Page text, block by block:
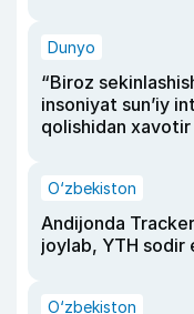
Dunyo
“Biroz
insoniyat sun’iy
qolishidan
O‘zbekiston
Andijonda
joylab, YTH sodir
O‘zbekiston